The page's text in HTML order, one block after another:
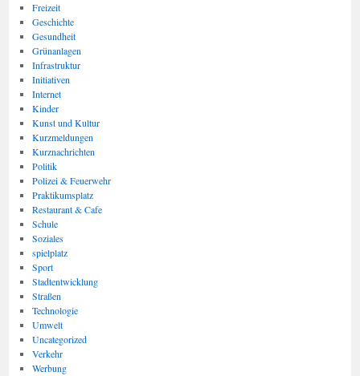
Freizeit
Geschichte
Gesundheit
Grünanlagen
Infrastruktur
Initiativen
Internet
Kinder
Kunst und Kultur
Kurzmeldungen
Kurznachrichten
Politik
Polizei & Feuerwehr
Praktikumsplatz
Restaurant & Cafe
Schule
Soziales
spielplatz
Sport
Stadtentwicklung
Straßen
Technologie
Umwelt
Uncategorized
Verkehr
Werbung